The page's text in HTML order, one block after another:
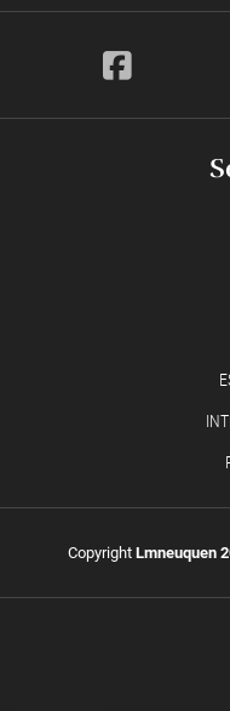
Copyright Lmneuquen